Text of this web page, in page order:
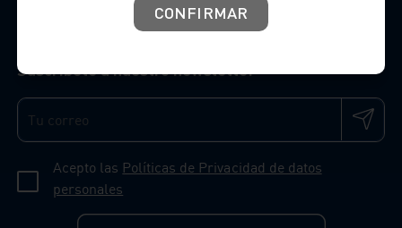
Suscríbete a nuestro newsletter
Acepto las Políticas de Privacidad de datos
personales
CONFIRMAR